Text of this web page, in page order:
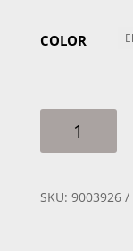
COLOR
HOMBRE
TIBURON
SKU: 9003926